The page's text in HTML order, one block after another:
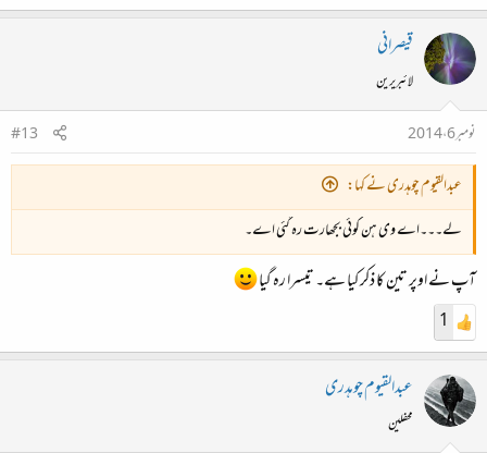
قیصرانی
لائبریرین
نومبر 6، 2014
#13
عبدالقیوم چوہدری نے کہا:
لے۔۔۔اے وی ہن کوئی بجھارت رہ گئی اے۔
آپ نے اوپر تین کا ذکر کیا ہے۔ تیسرا رہ گیا
1
عبدالقیوم چوہدری
محفلین